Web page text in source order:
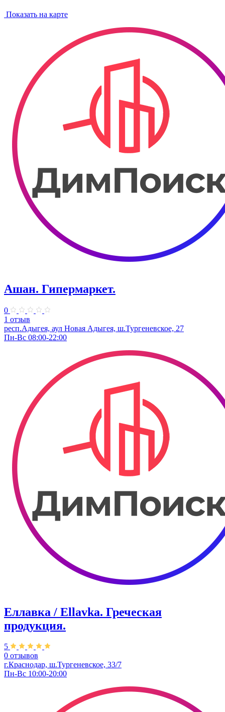
Показать на карте
Ашан. Гипермаркет.
0
1 отзыв
респ.Адыгея, аул Новая Адыгея, ш.Тургеневское, 27
Пн-Вс 08:00-22:00
Еллавка / Ellavka. Греческая
продукция.
5
0 отзывов
г.Краснодар, ш.Тургеневское, 33/7
Пн-Вс 10:00-20:00